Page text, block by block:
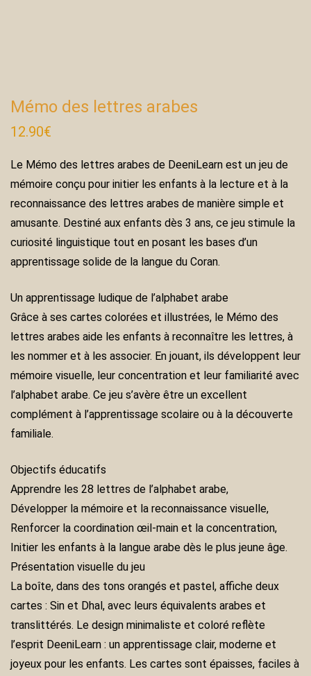
Mémo des lettres arabes
12.90€
Le Mémo des lettres arabes de DeeniLearn est un jeu de
mémoire conçu pour initier les enfants à la lecture et à la
reconnaissance des lettres arabes de manière simple et
amusante. Destiné aux enfants dès 3 ans, ce jeu stimule la
curiosité linguistique tout en posant les bases d’un
apprentissage solide de la langue du Coran.
Un apprentissage ludique de l’alphabet arabe
Grâce à ses cartes colorées et illustrées, le Mémo des
lettres arabes aide les enfants à reconnaître les lettres, à
les nommer et à les associer. En jouant, ils développent leur
mémoire visuelle, leur concentration et leur familiarité avec
l’alphabet arabe. Ce jeu s’avère être un excellent
complément à l’apprentissage scolaire ou à la découverte
familiale.
Objectifs éducatifs
Apprendre les 28 lettres de l’alphabet arabe,
Développer la mémoire et la reconnaissance visuelle,
Renforcer la coordination œil-main et la concentration,
Initier les enfants à la langue arabe dès le plus jeune âge.
Présentation visuelle du jeu
La boîte, dans des tons orangés et pastel, affiche deux
cartes : Sin et Dhal, avec leurs équivalents arabes et
translittérés. Le design minimaliste et coloré reflète
l’esprit DeeniLearn : un apprentissage clair, moderne et
joyeux pour les enfants. Les cartes sont épaisses, faciles à